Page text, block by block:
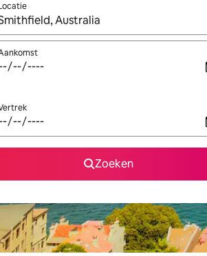
er resultaten beschikbaar zijn, maak
Zoeken